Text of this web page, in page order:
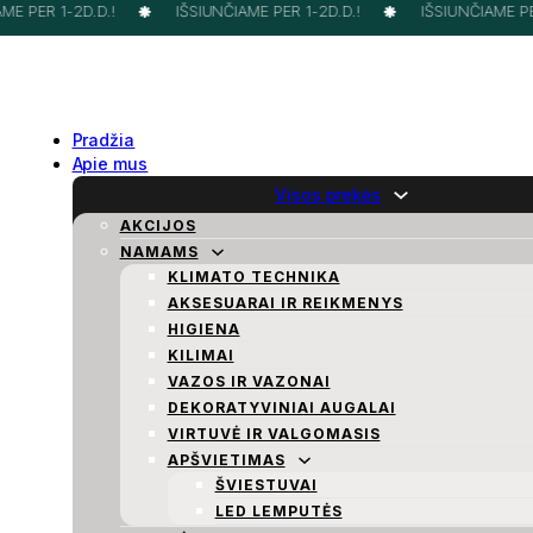
PER 1-2D.D.! IŠSIUNČIAME PER 1-2D.D.! IŠSIUNČIAME
Pradžia
Apie mus
Visos prekės
AKCIJOS
NAMAMS
KLIMATO TECHNIKA
AKSESUARAI IR REIKMENYS
HIGIENA
KILIMAI
VAZOS IR VAZONAI
DEKORATYVINIAI AUGALAI
VIRTUVĖ IR VALGOMASIS
APŠVIETIMAS
ŠVIESTUVAI
LED LEMPUTĖS